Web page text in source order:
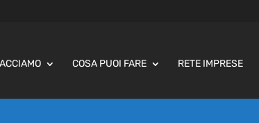
COSA PUOI FARE RETE IMPRESE